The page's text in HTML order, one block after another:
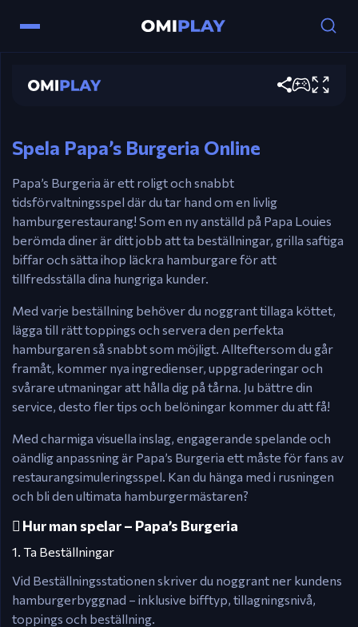
Papa's Burgeria
Mus – Grilla hamburgare, stapla toppings och
Spela Papa’s Burgeria Online
Papa’s Burgeria är ett roligt och snabbt
tidsförvaltningsspel där du tar hand om en livlig
hamburgerestaurang! Som en ny anställd på Papa Louies
berömda diner är ditt jobb att ta beställningar, grilla saftiga
biffar och sätta ihop läckra hamburgare för att
tillfredsställa dina hungriga kunder.
Med varje beställning behöver du noggrant tillaga köttet,
lägga till rätt toppings och servera den perfekta
hamburgaren så snabbt som möjligt. Allteftersom du går
framåt, kommer nya ingredienser, uppgraderingar och
svårare utmaningar att hålla dig på tårna. Ju bättre din
service, desto fler tips och belöningar kommer du att få!
Med charmiga visuella inslag, engagerande spelande och
oändlig anpassning är Papa’s Burgeria ett måste för fans av
restaurangsimuleringsspel. Kan du hänga med i rusningen
och bli den ultimata hamburgermästaren?
🟹 Hur man spelar – Papa’s Burgeria
1. Ta Beställningar
Vid Beställningsstationen skriver du noggrant ner kundens
hamburgerbyggnad – inklusive bifftyp, tillagningsnivå,
toppings och beställning.